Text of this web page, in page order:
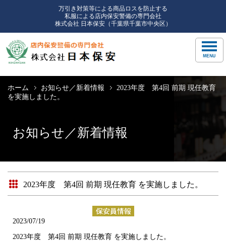
万引き対策等による商品ロスを防止する
私服による店内保安警備の専門会社
株式会社 日本保安（千葉県千葉市中央区）
ホーム お知らせ／新着情報
2023年度 第4回 前期 現任教育
を実施しました。
お知らせ／新着情報
2023年度 第4回 前期 現任教育 を実施しました。
2023/07/19
2023年度 第4回 前期 現任教育 を実施しました。